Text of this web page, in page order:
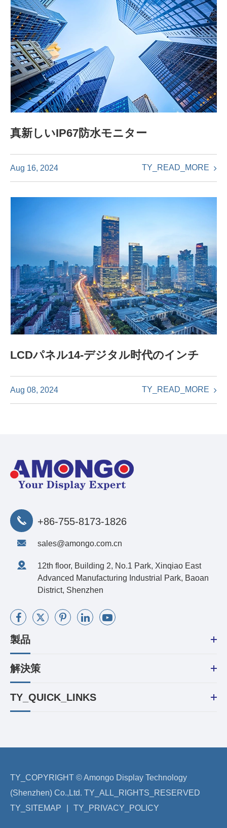
真新しいIP67防水モニター
Aug 16, 2024 TY_READ_MORE
LCDパネル14-デジタル时代のインチ
Aug 08, 2024 TY_READ_MORE
+86-755-8173-1826
sales@amongo.com.cn
12th floor, Building 2, No.1 Park, Xinqiao East
Advanced Manufacturing Industrial Park, Baoan
District, Shenzhen
製品
解決策
TY_QUICK_LINKS
TY_COPYRIGHT ©Amongo Display Technology
(Shenzhen) Co.,Ltd. TY_ALL_RIGHTS_RESERVED
TY_SITEMAP
TY_PRIVACY_POLICY